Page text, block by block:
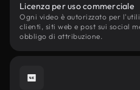
Licenza per uso commerciale
Ogni video è autorizzato per
clienti, siti web e post sui social
obbligo di attribuzione.